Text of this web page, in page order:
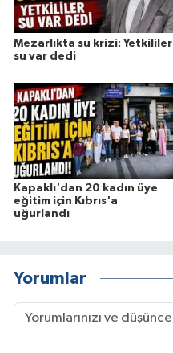
Mezarlıkta su krizi: Yetkililer
su var dedi
Kapaklı'dan 20 kadın üye
eğitim için Kıbrıs'a
uğurlandı
Yorumlar